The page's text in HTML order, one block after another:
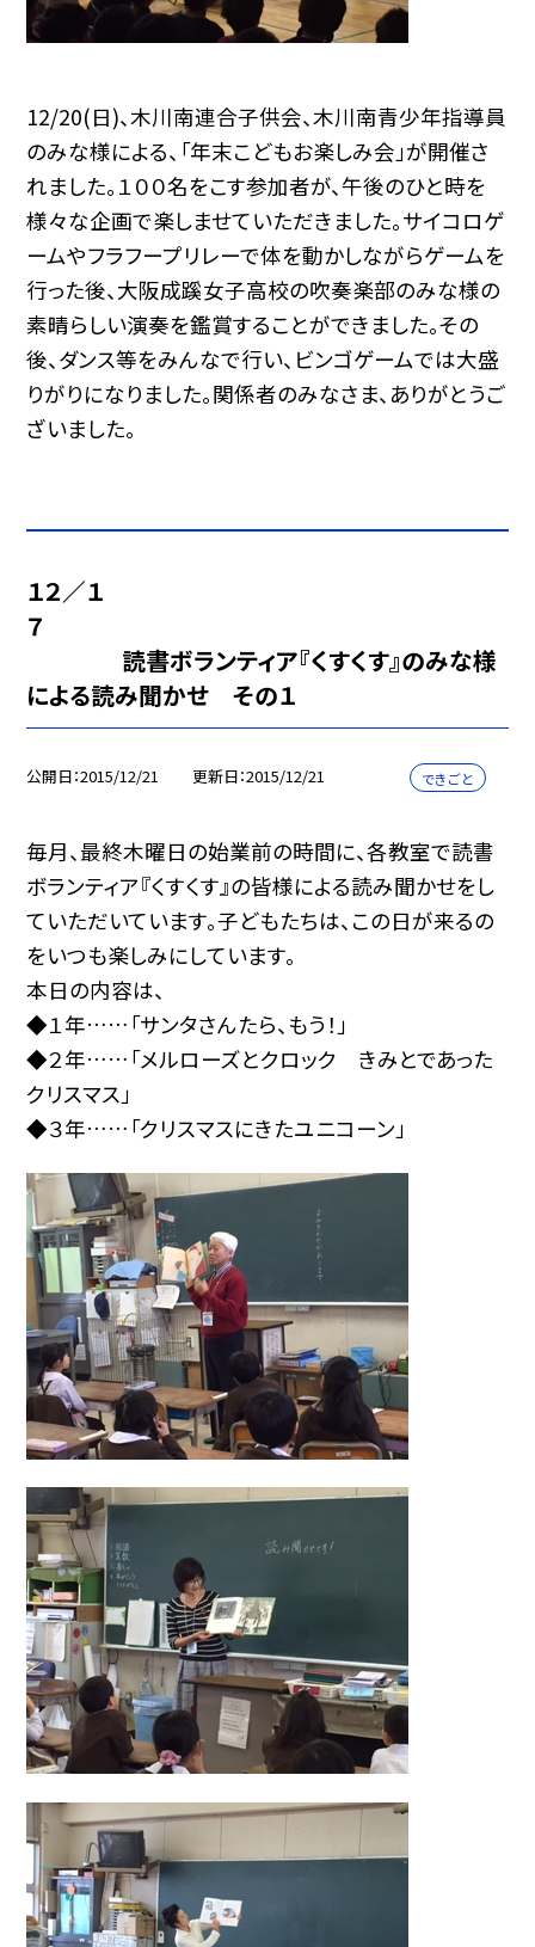
12/20(日)、木川南連合子供会、木川南青少年指導員
のみな様による、「年末こどもお楽しみ会」が開催さ
れました。１００名をこす参加者が、午後のひと時を
様々な企画で楽しませていただきました。サイコロゲ
ームやフラフープリレーで体を動かしながらゲームを
行った後、大阪成蹊女子高校の吹奏楽部のみな様の
素晴らしい演奏を鑑賞することができました。その
後、ダンス等をみんなで行い、ビンゴゲームでは大盛
りがりになりました。関係者のみなさま、ありがとうご
ざいました。
１２／１
７
読書ボランティア『くすくす』のみな様
による読み聞かせ その１
公開日 2015/12/21 更新日 2015/12/21 できごと
毎月、最終木曜日の始業前の時間に、各教室で読書
ボランティア『くすくす』の皆様による読み聞かせをし
ていただいています。子どもたちは、この日が来るの
をいつも楽しみにしています。
本日の内容は、
◆１年……「サンタさんたら、もう！」
◆２年……「メルローズとクロック きみとであった
クリスマス」
◆３年……「クリスマスにきたユニコーン」